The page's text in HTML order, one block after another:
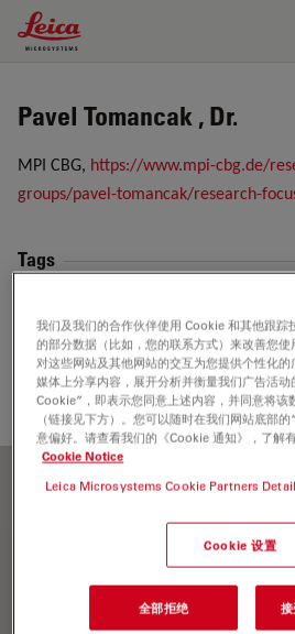
Leica Microsystems Logo
Pavel Tomancak , Dr.
MPI CBG, https://www.mpi-cbg.de/
groups/pavel-tomancak/research-
Tags
生命科学研究 类器官和3D细胞培养
光片显微镜
我们及我们的合作伙伴使用 Cookie 和其他跟踪
的部分数据（比如，您的联系方式）来改善您
对这些网站及其他网站的交互为您提供个性化
媒体上分享内容，展开分析并衡量我们广告活
Cookie”，即表示您同意上述内容，并同意将该
（链接见下方）。您可以随时在我们网站底部
意偏好。请查看我们的《Cookie 通知》，了解
Cookie Notice
Leica Microsystems Cookie Partners
Cookie 设置
全部拒绝